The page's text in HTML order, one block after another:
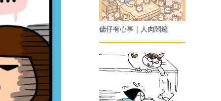
傭仔有心事｜人肉鬧鐘